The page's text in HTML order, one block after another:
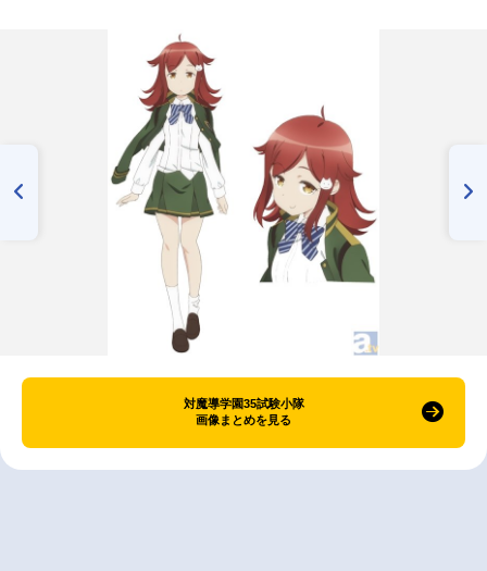
対魔導学園35試験小隊
画像まとめを見る